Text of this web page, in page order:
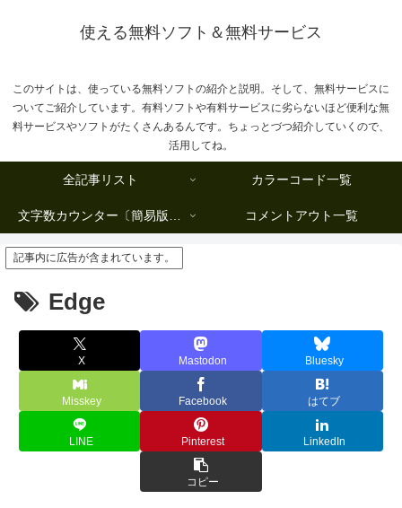
使える無料ソフト＆無料サービス
このサイトは、使っている無料ソフトの紹介と説明。そして、無料サービスに
ついてご紹介しています。有料ソフトや有料サービスに劣らないほど便利な無
料サービスやソフトがたくさんあるんです。ちょっとづつ紹介していくので、
活用してね。
全記事リスト カラーコード一覧
文字数カウンター〔簡易版複数行タイプ〕 コメントアウト一覧
記事内に広告が含まれています。
Edge
X Mastodon Bluesky
Misskey Facebook はてブ
LINE Pinterest LinkedIn
コピー